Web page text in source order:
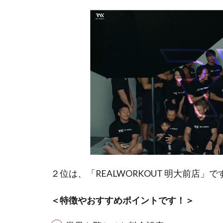
２位は、「REALWORKOUT 明大前店」で
＜特徴やおすすめポイントです！＞